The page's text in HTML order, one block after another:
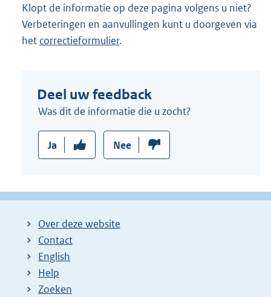
Klopt de informatie op deze pagina volgens u niet?
Verbeteringen en aanvullingen kunt u doorgeven via
het correctieformulier.
Deel uw feedback
Was dit de informatie die u zocht?
Ja Nee
Over deze website
Contact
English
Help
Zoeken